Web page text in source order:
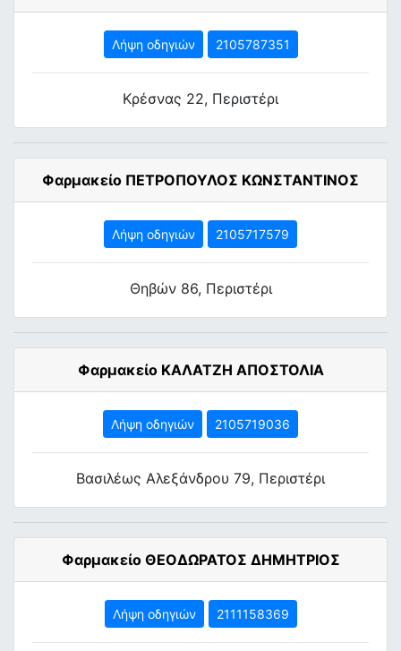
Λήψη οδηγιών 2105787351
Κρέσνας 22, Περιστέρι
Φαρμακείο ΠΕΤΡΟΠΟΥΛΟΣ ΚΩΝΣΤΑΝΤΙΝΟΣ
Λήψη οδηγιών 2105717579
Θηβών 86, Περιστέρι
Φαρμακείο ΚΑΛΑΤΖΗ ΑΠΟΣΤΟΛΙΑ
Λήψη οδηγιών 2105719036
Βασιλέως Αλεξάνδρου 79, Περιστέρι
Φαρμακείο ΘΕΟΔΩΡΑΤΟΣ ΔΗΜΗΤΡΙΟΣ
Λήψη οδηγιών 2111158369